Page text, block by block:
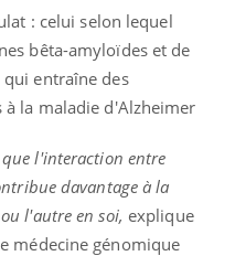
: celui selon lequel
bêta-amyloïdes et de
entraîne des
la maladie d'Alzheimer
que l'interaction entre
davantage à la
l'autre en soi, explique
médecine génomique